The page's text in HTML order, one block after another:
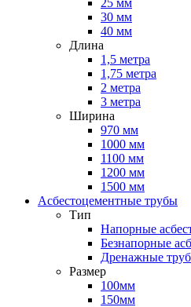
25 мм
30 мм
40 мм
Длина
1,5 метра
1,75 метра
2 метра
3 метра
Ширина
970 мм
1000 мм
1100 мм
1200 мм
1500 мм
Асбестоцементные трубы
Тип
Напорные
Безнапорные
Дренажные
Размер
100мм
150мм